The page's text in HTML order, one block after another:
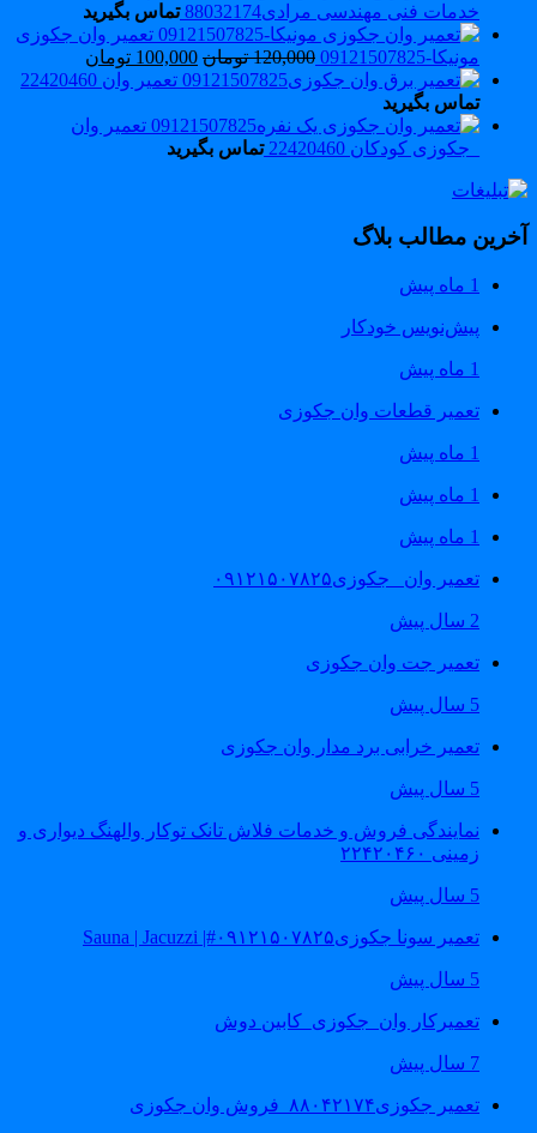
خدمات فنی مهندسی مرادی88032174
تماس بگیرید
تعمیر وان جکوزی
مونیکا-09121507825
120,000 تومان 100,000 تومان
تعمیر وان 22420460
تماس بگیرید
تعمیر وان
_جکوزی کودکان 22420460
تماس بگیرید
مطالب بلاگ
1 ماه پیش
پیش‌نویس خودکار
تعمیر قطعات وان جکوزی
1 ماه پیش
1 ماه پیش
تعمیر وان _جکوزی۰۹۱۲۱۵۰۷۸۲۵
تعمیر جت وان جکوزی
تعمیر خرابی برد مدار وان جکوزی
نمایندگی فروش و خدمات فلاش تانک توکار والهنگ دیواری و
زمینی ۲۲۴۲۰۴۶۰
تعمیر سونا جکوزی۰۹۱۲۱۵۰۷۸۲۵#| Sauna | Jacuzzi
تعمیرکار وان_جکوزی_کابین دوش
تعمیر جکوزی۸۸۰۴۲۱۷۴_فروش وان جکوزی